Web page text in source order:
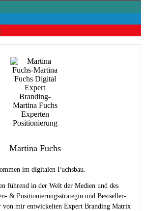
Martina Fuchs
im digitalen Fuchsbau.
führend in der Welt der Medien und des
& Positionierungsstrategin und Bestseller-
mir entwickelten Expert Branding Matrix